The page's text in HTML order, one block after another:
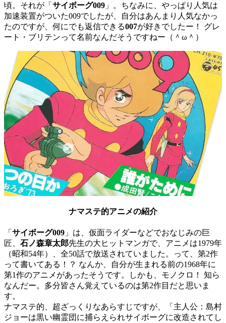
頃。それが「 サイボーグ009 」。ちなみに、やっぱり人気は
加速装置がついた009でしたが、自分はあんまり人気なかっ
たのですが、何にでも返信できる007が好きでしたー！ グレ
ート・ブリテンって名前なんだそうですねー（＾ω＾）
ナマステ的アニメの紹介
「 サイボーグ009 」は、仮面ライダーなどでおなじみの巨
匠、 石ノ森章太郎先生の大ヒットマンガで、アニメは1979年
（昭和54年）、全50話で放送されていました。って、第2作
って書いてある！？ なんか、自分が生まれる前の1968年に
第1作のアニメがあったそうです。しかも、モノクロ！ 知ら
なんだー。多分皆さん覚えているのは第2作目だと思いま
す。
ナマステ的、超ざっくりなあらすじですが、「主人公：島村
ジョーは黒い幽霊団に捕らえられサイボーグに改造されてし